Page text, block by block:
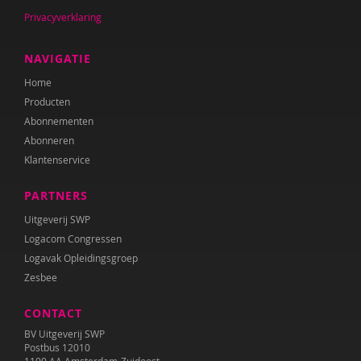
Marinda Fischer
Lieke Gerritsen
Nina Geuens
Edith Geurts
Mirjam Gevers Deynoot-Schaub
Hans Götze
Merle de Greef
Willemijn van Groen
Marieke Groenewold
Dorian de Haan
Privacyverklaring
NAVIGATIE
Home
Producten
Abonnementen
Abonneren
Klantenservice
PARTNERS
Uitgeverij SWP
Logacom Congressen
Logavak Opleidingsgroep
Zesbee
CONTACT
BV Uitgeverij SWP
Postbus 12010